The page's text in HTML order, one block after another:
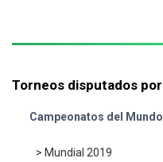
Torneos disputados por
Campeonatos del Mundo
> Mundial 2019